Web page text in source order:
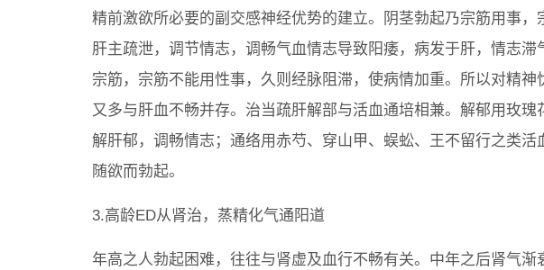
精前激欲所必要的副交感神经优势的建立。阴茎勃起乃宗筋用事，
肝主疏泄，调节情志，调畅气血情志导致阳痿，病发于肝，情志
宗筋，宗筋不能用性事，久则经脉阻滞，使病情加重。所以对精
又多与肝血不畅并存。治当疏肝解部与活血通培相兼。解郁用玫
解肝郁，调畅情志；通络用赤芍、穿山甲、蜈蚣、王不留行之类
随欲而勃起。
3.高龄ED从肾治，蒸精化气通阳道
年高之人勃起困难，往往与肾虚及血行不畅有关。中年之后肾气